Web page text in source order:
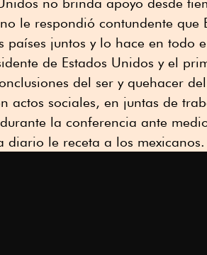
le respondió contundente que
países juntos y lo hace en todo
de Estados Unidos y el
del ser y quehacer
actos sociales, en juntas de
la conferencia ante
diario le receta a los mexicanos.